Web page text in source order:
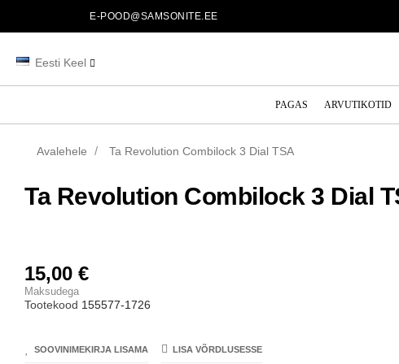
E-POOD@SAMSONITE.EE
Eesti Keel
PAGAS ARVUTIKOTID
Avalehele Ta Revolution Combilock 3 Dial TSA
Ta Revolution Combilock 3 Dial
15,00 €
Maksudega
Tootekood 155577-1726
SOOVINIMEKIRJA LISAMA LISA VÕRDLUSESSE